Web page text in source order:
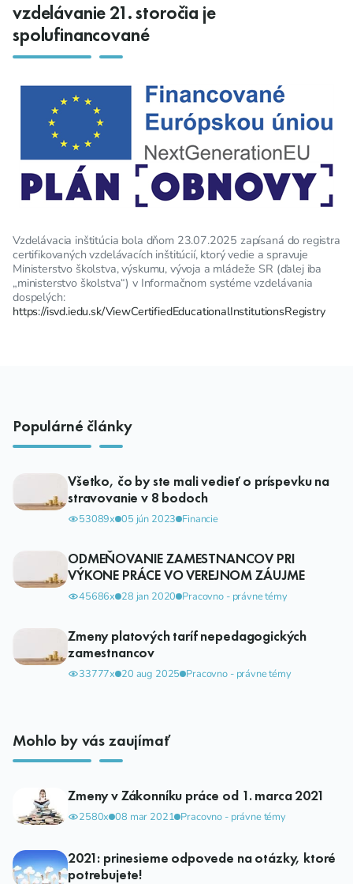
vzdelávanie 21. storočia je
spolufinancované
Vzdelávacia inštitúcia bola dňom 23.07.2025 zapísaná do registra
certifikovaných vzdelávacích inštitúcií, ktorý vedie a spravuje
Ministerstvo školstva, výskumu, vývoja a mládeže SR (ďalej iba
„ministerstvo školstva“) v Informačnom systéme vzdelávania
dospelých:
https://isvd.iedu.sk/ViewCertifiedEducationalInstitutionsRegistry
Populárné články
Všetko, čo by ste mali vedieť o príspevku na
stravovanie v 8 bodoch
53089x 05 jún 2023 Financie
ODMEŇOVANIE ZAMESTNANCOV PRI
VÝKONE PRÁCE VO VEREJNOM ZÁUJME
45686x 28 jan 2020 Pracovno - právne témy
Zmeny platových taríf nepedagogických
zamestnancov
33777x 20 aug 2025 Pracovno - právne témy
Mohlo by vás zaujímať
Zmeny v Zákonníku práce od 1. marca 2021
2580x 08 mar 2021 Pracovno - právne témy
2021: prinesieme odpovede na otázky, ktoré
potrebujete!